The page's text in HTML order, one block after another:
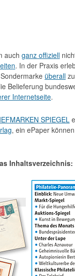
auch ganz offiziell
. In der Praxis
überall
Belieferung
Internetseite.
SPIEGEL
, ein ePaper
Inhaltsverzeichnis: